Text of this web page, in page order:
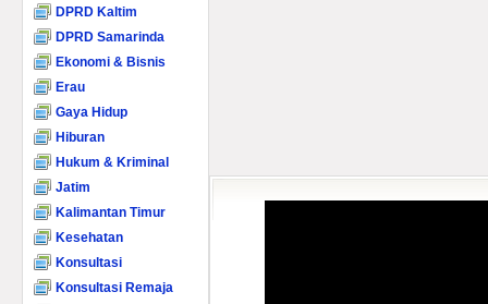
DPRD Kaltim
DPRD Samarinda
Ekonomi & Bisnis
Erau
Gaya Hidup
Hiburan
Hukum & Kriminal
Jatim
Kalimantan Timur
Kesehatan
Konsultasi
Konsultasi Remaja